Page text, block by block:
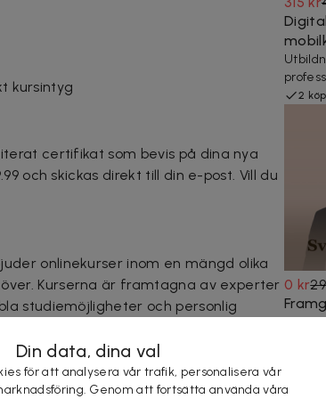
kursintyg
certifikat som bevis på dina nya
och skickas direkt till din e-post. Vill du
onlinekurser inom en mängd olika
Kurserna är framtagna av experter
studiemöjligheter och personlig
att använda direkt i både arbetslivet
2
0 kr
Maxa
din
Din data, dina val
för att analysera vår trafik, personalisera vår
Genom att fortsätta använda våra